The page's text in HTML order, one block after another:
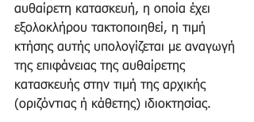
αυθαίρετη κατασκευή, η οποία έχει
εξολοκλήρου τακτοποιηθεί, η τιμή
κτήσης αυτής υπολογίζεται με αναγωγή
της επιφάνειας της αυθαίρετης
κατασκευής στην τιμή της αρχικής
(οριζόντιας ή κάθετης) ιδιοκτησίας.